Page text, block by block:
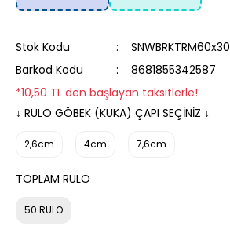
Stok Kodu
SNWBRKTRM60x30
Barkod Kodu
8681855342587
*10,50 TL den başlayan taksitlerle!
↓ RULO GÖBEK (KUKA) ÇAPI SEÇİNİZ ↓
2,6cm 4cm 7,6cm
TOPLAM RULO
50 RULO